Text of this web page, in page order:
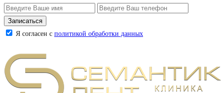
Я согласен с политикой обработки данных